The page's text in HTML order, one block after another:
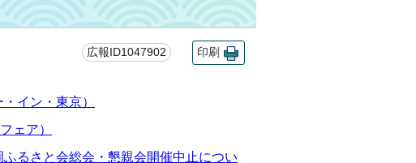
広報ID1047902 印刷
イン・東京）
ェア）
るさと会総会・懇親会開催中止につい